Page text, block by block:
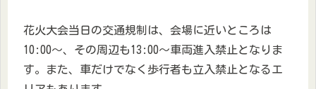
花火大会当日の交通規制は、会場に近いところは
10:00～、その周辺も13:00～車両進入禁止となりま
す。また、車だけでなく歩行者も立入禁止となるエ